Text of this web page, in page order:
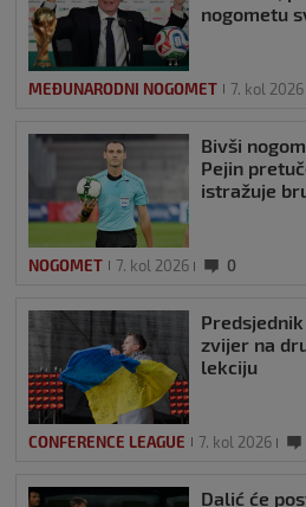
nogometu
MEĐUNARODNI NOGOMET 7. kol 2026
Bivši
Pejin
istražuje
NOGOMET 7. kol 2026 0
zvijer na
lekciju
CONFERENCE LEAGUE 7. kol 2026
Dalić će